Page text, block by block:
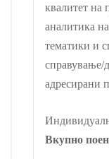
квалитет на
аналитика
тематики и
справување/
адресирани
Вкупно